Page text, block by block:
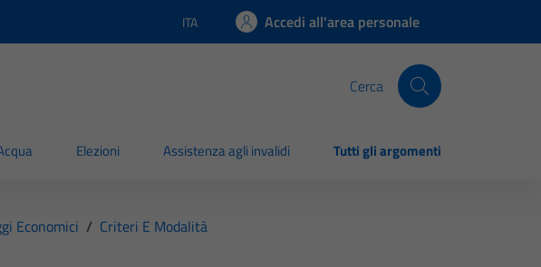
Lingua attiva:
ITA Accedi all'area personale
Cerca
Elezioni Assistenza agli invalidi Tutti gli argomenti
Economici / Criteri E Modalità